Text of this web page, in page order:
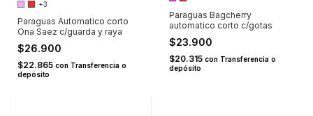
+3
Paraguas Automatico corto
Ona Saez c/guarda y raya
$26.900
$22.865 con Transferencia o
depósito
Paraguas Bagcherry
automatico corto c/gotas
$23.900
$20.315 con Transferencia o
depósito